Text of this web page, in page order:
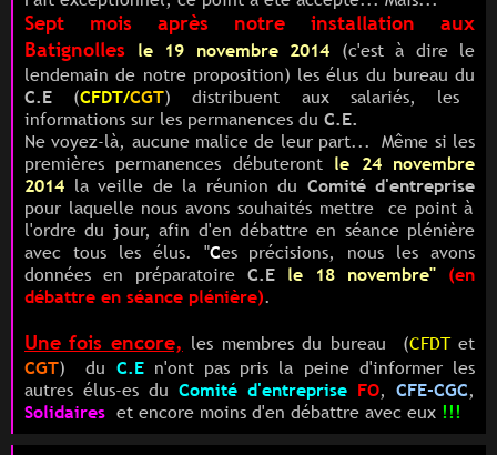
Sept mois après notre installation aux
Batignolles le 19 novembre 2014 (c'est à dire le
lendemain de notre proposition) les élus du bureau du
C.E
(CFDT/CGT) distribuent aux salariés, les
informations sur les permanences du C.E.
Ne voyez-là, aucune malice de leur part... Même si les
premières permanences débuteront le 24 novembre
2014 la veille de la réunion du Comité d'entreprise
pour laquelle nous avons souhaités mettre ce point à
l'ordre du jour, afin d'en débattre en séance plénière
avec tous les élus. "Ces précisions, nous les avons
données en préparatoire C.E le 18 novembre" (en
débattre en séance plénière).
Une fois encore, les membres du bureau (CFDTet
CGT) du C.En'ont pas pris la peine d'informer les
autres élus-es du Comité d'entreprise FO, CFE-CGC,
Solidaires et encore moins d'en débattre avec eux !!!